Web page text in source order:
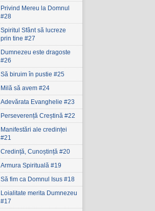
Privind Mereu la Domnul
#28
Spiritul Sfânt să lucreze
prin tine #27
Dumnezeu este dragoste
#26
Să biruim în pustie #25
Milă să avem #24
Adevărata Evanghelie #23
Perseverență Creștină #22
Manifestări ale credinței
#21
Credință, Cunoștință #20
Armura Spirituală #19
Să fim ca Domnul Isus #18
Loialitate merita Dumnezeu
#17